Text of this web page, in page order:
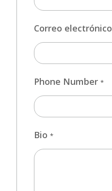
Correo electrónico
Phone Number *
Bio *